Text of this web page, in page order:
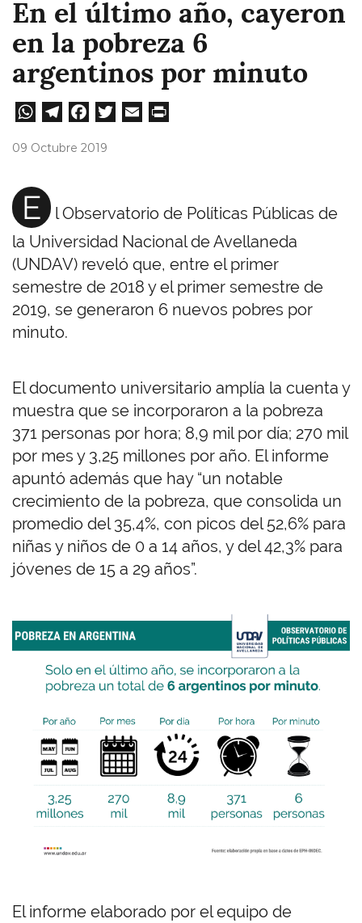
En el último año, cayeron
en la pobreza 6
argentinos por minuto
W
A
pp
Te
m
Fa
09 Octubre 2019
E
l Observatorio de Políticas Públicas de
la Universidad Nacional de Avellaneda
(UNDAV) reveló que, entre el primer
semestre de 2018 y el primer semestre de
2019, se generaron 6 nuevos pobres por
minuto.
El documento universitario amplía la cuenta y
muestra que se incorporaron a la pobreza
371 personas por hora; 8,9 mil por día; 270 mil
por mes y 3,25 millones por año. El informe
apuntó además que hay “un notable
crecimiento de la pobreza, que consolida un
promedio del 35,4%, con picos del 52,6% para
niñas y niños de 0 a 14 años, y del 42,3% para
jóvenes de 15 a 29 años”.
El informe elaborado por el equipo de